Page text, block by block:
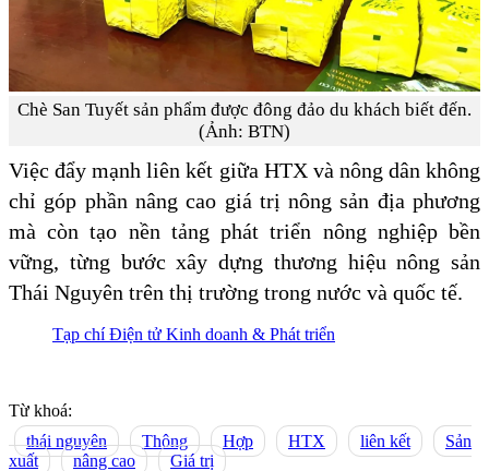
Chè San Tuyết sản phẩm được đông đảo du khách biết đến.
(Ảnh: BTN)
Việc đẩy mạnh liên kết giữa HTX và nông dân không
chỉ góp phần nâng cao giá trị nông sản địa phương
mà còn tạo nền tảng phát triển nông nghiệp bền
vững, từng bước xây dựng thương hiệu nông sản
Thái Nguyên trên thị trường trong nước và quốc tế.
Tạp chí Điện tử Kinh doanh & Phát triển
Từ khoá:
thái nguyên
Thông Hợp HTX liên kết
Sản
xuất
nâng cao Giá trị